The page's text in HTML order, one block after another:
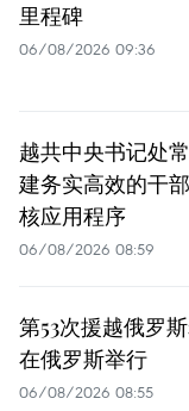
里程碑
06/08/2026 09:36
越共中央书记处
建务实高效的干
核应用程序
06/08/2026 08:59
第53次援越俄罗
在俄罗斯举行
06/08/2026 08:55